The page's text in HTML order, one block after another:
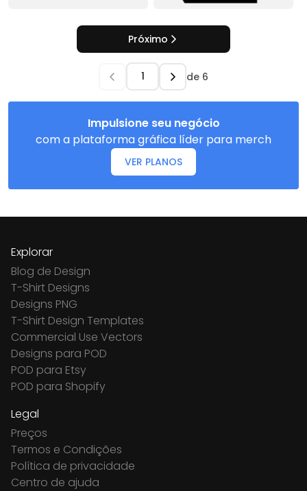
Próximo
de 6
Impulsione seu negócio
com a plataforma gráfica líder para merch
VER PLANOS
Explorar
Blog de Design
T-Shirt Designs
Designs PNG
T-Shirt Design Templates
Commercial Use Vectors
Designs para POD
POD para Etsy
POD para Shopify
Legal
Preços
Termos e Condições
Política de privacidade
Centro de ajuda